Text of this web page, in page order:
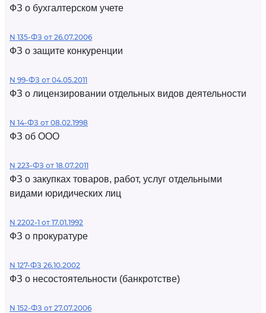
ФЗ о бухгалтерском учете
N 135-ФЗ от 26.07.2006
ФЗ о защите конкуренции
N 99-ФЗ от 04.05.2011
ФЗ о лицензировании отдельных видов деятельности
N 14-ФЗ от 08.02.1998
ФЗ об ООО
N 223-ФЗ от 18.07.2011
ФЗ о закупках товаров, работ, услуг отдельными
видами юридических лиц
N 2202-1 от 17.01.1992
ФЗ о прокуратуре
N 127-ФЗ 26.10.2002
ФЗ о несостоятельности (банкротстве)
N 152-ФЗ от 27.07.2006